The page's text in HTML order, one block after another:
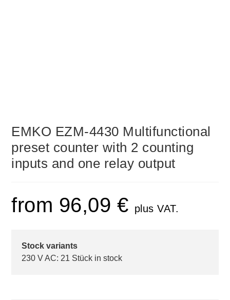
EMKO EZM-4430 Multifunctional
preset counter with 2 counting
inputs and one relay output
from 96,09 € plus VAT.
Stock variants
230 V AC: 21 Stück in stock